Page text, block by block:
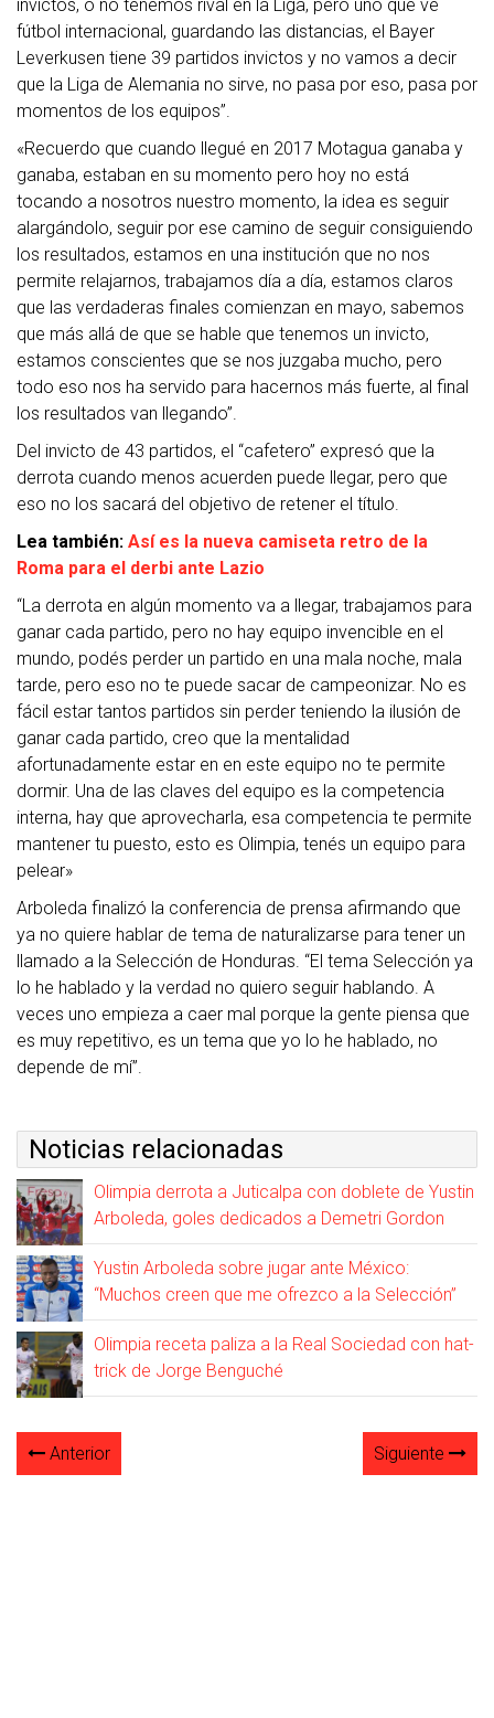
invictos, o no tenemos rival en la Liga, pero uno que ve
fútbol internacional, guardando las distancias, el Bayer
Leverkusen tiene 39 partidos invictos y no vamos a decir
que la Liga de Alemania no sirve, no pasa por eso, pasa por
momentos de los equipos”.
«Recuerdo que cuando llegué en 2017 Motagua ganaba y
ganaba, estaban en su momento pero hoy no está
tocando a nosotros nuestro momento, la idea es seguir
alargándolo, seguir por ese camino de seguir consiguiendo
los resultados, estamos en una institución que no nos
permite relajarnos, trabajamos día a día, estamos claros
que las verdaderas finales comienzan en mayo, sabemos
que más allá de que se hable que tenemos un invicto,
estamos conscientes que se nos juzgaba mucho, pero
todo eso nos ha servido para hacernos más fuerte, al final
los resultados van llegando”.
Del invicto de 43 partidos, el “cafetero” expresó que la
derrota cuando menos acuerden puede llegar, pero que
eso no los sacará del objetivo de retener el título.
Lea también: Así es la nueva camiseta retro de la
Roma para el derbi ante Lazio
“La derrota en algún momento va a llegar, trabajamos para
ganar cada partido, pero no hay equipo invencible en el
mundo, podés perder un partido en una mala noche, mala
tarde, pero eso no te puede sacar de campeonizar. No es
fácil estar tantos partidos sin perder teniendo la ilusión de
ganar cada partido, creo que la mentalidad
afortunadamente estar en en este equipo no te permite
dormir. Una de las claves del equipo es la competencia
interna, hay que aprovecharla, esa competencia te permite
mantener tu puesto, esto es Olimpia, tenés un equipo para
pelear»
Arboleda finalizó la conferencia de prensa afirmando que
ya no quiere hablar de tema de naturalizarse para tener un
llamado a la Selección de Honduras. “El tema Selección ya
lo he hablado y la verdad no quiero seguir hablando. A
veces uno empieza a caer mal porque la gente piensa que
es muy repetitivo, es un tema que yo lo he hablado, no
depende de mí”.
Noticias relacionadas
Olimpia derrota a Juticalpa con doblete de Yustin
Arboleda, goles dedicados a Demetri Gordon
Yustin Arboleda sobre jugar ante México:
“Muchos creen que me ofrezco a la Selección”
Olimpia receta paliza a la Real Sociedad con hat-
trick de Jorge Benguché
Anterior Siguiente